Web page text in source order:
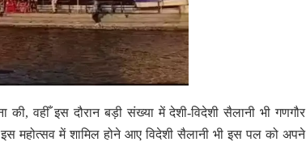
वहीँ इस दौरान बड़ी संख्या में देशी-विदेशी सैलानी भी गणगौर
महोत्सव में शामिल होने आए विदेशी सैलानी भी इस पल को अपने